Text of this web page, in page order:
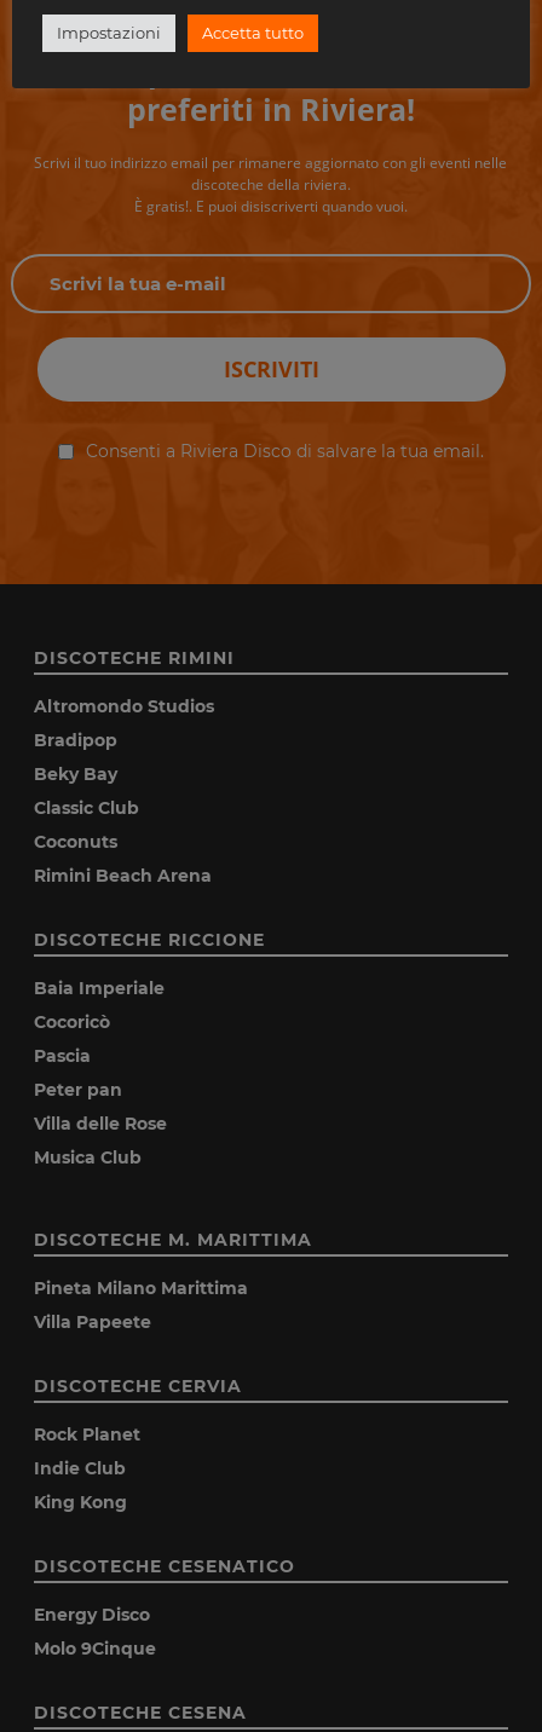
preferiti in Riviera!
Scrivi il tuo indirizzo email per rimanere aggiornato con gli eventi nelle
discoteche della riviera.
È gratis!. E puoi disiscriverti quando vuoi.
ISCRIVITI
Consenti a Riviera Disco di salvare la tua email.
DISCOTECHE RIMINI
Altromondo Studios
Bradipop
Beky Bay
Classic Club
Coconuts
Rimini Beach Arena
DISCOTECHE RICCIONE
Baia Imperiale
Cocoricò
Pascia
Peter pan
Villa delle Rose
Musica Club
DISCOTECHE M. MARITTIMA
Pineta Milano Marittima
Villa Papeete
DISCOTECHE CERVIA
Rock Planet
Indie Club
King Kong
DISCOTECHE CESENATICO
Energy Disco
Molo 9Cinque
DISCOTECHE CESENA
Impostazioni Accetta tutto